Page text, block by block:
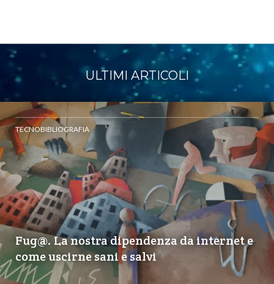
ULTIMI ARTICOLI
TECNOBIBLIOGRAFIA
Fug@. La nostra dipendenza da internet e
come uscirne sani e salvi